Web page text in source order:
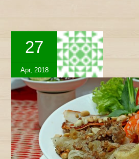
27
Apr, 2018